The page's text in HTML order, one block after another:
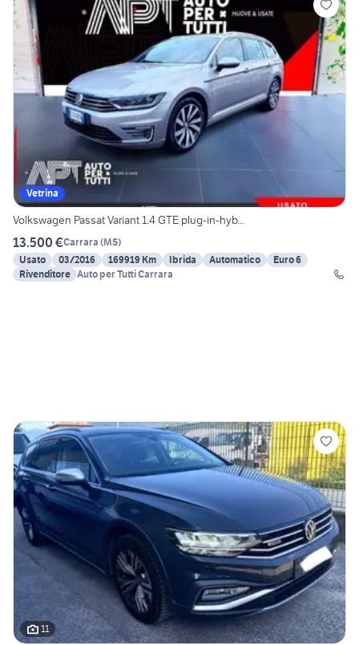
Vetrina
Volkswagen Passat Variant 1.4 GTE plug-in-hyb...
13.500 €Carrara (MS)
Usato
03/2016 169919 Km Ibrida Automatico
Euro 6
Rivenditore Auto per Tutti Carrara
11